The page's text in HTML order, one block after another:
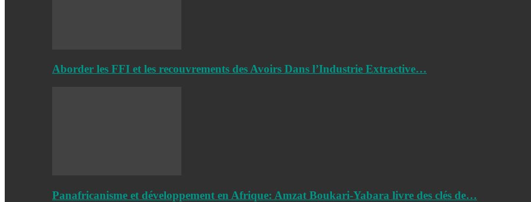
Aborder les FFI et les recouvrements des Avoirs Dans l’Industrie Extractive…
Panafricanisme et développement en Afrique: Amzat Boukari-Yabara livre des clés de…